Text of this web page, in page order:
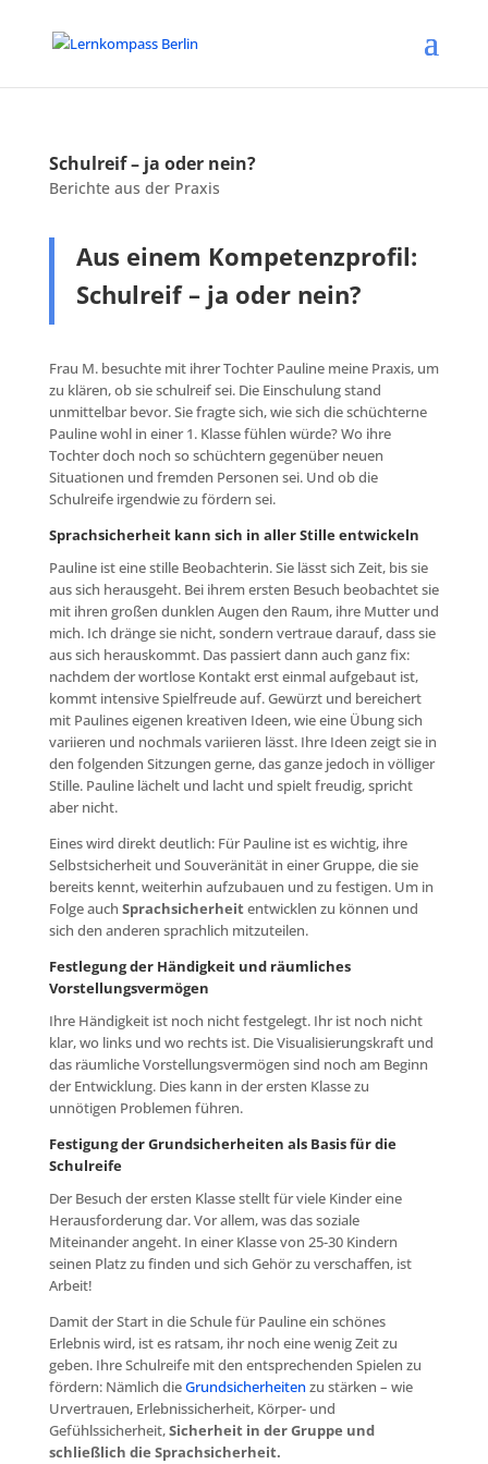
Schulreif – ja oder nein?
Berichte aus der Praxis
Aus einem Kompetenzprofil:
Schulreif – ja oder nein?
Frau M. besuchte mit ihrer Tochter Pauline meine Praxis, um
zu klären, ob sie schulreif sei. Die Einschulung stand
unmittelbar bevor. Sie fragte sich, wie sich die schüchterne
Pauline wohl in einer 1. Klasse fühlen würde? Wo ihre
Tochter doch noch so schüchtern gegenüber neuen
Situationen und fremden Personen sei. Und ob die
Schulreife irgendwie zu fördern sei.
Sprachsicherheit kann sich in aller Stille entwickeln
Pauline ist eine stille Beobachterin. Sie lässt sich Zeit, bis sie
aus sich herausgeht. Bei ihrem ersten Besuch beobachtet sie
mit ihren großen dunklen Augen den Raum, ihre Mutter und
mich. Ich dränge sie nicht, sondern vertraue darauf, dass sie
aus sich herauskommt. Das passiert dann auch ganz fix:
nachdem der wortlose Kontakt erst einmal aufgebaut ist,
kommt intensive Spielfreude auf. Gewürzt und bereichert
mit Paulines eigenen kreativen Ideen, wie eine Übung sich
variieren und nochmals variieren lässt. Ihre Ideen zeigt sie in
den folgenden Sitzungen gerne, das ganze jedoch in völliger
Stille. Pauline lächelt und lacht und spielt freudig, spricht
aber nicht.
Eines wird direkt deutlich: Für Pauline ist es wichtig, ihre
Selbstsicherheit und Souveränität in einer Gruppe, die sie
bereits kennt, weiterhin aufzubauen und zu festigen. Um in
Folge auch Sprachsicherheitentwicklen zu können und
sich den anderen sprachlich mitzuteilen.
Festlegung der Händigkeit und räumliches
Vorstellungsvermögen
Ihre Händigkeit ist noch nicht festgelegt. Ihr ist noch nicht
klar, wo links und wo rechts ist. Die Visualisierungskraft und
das räumliche Vorstellungsvermögen sind noch am Beginn
der Entwicklung. Dies kann in der ersten Klasse zu
unnötigen Problemen führen.
Festigung der Grundsicherheiten als Basis für die
Schulreife
Der Besuch der ersten Klasse stellt für viele Kinder eine
Herausforderung dar. Vor allem, was das soziale
Miteinander angeht. In einer Klasse von 25-30 Kindern
seinen Platz zu finden und sich Gehör zu verschaffen, ist
Arbeit!
Damit der Start in die Schule für Pauline ein schönes
Erlebnis wird, ist es ratsam, ihr noch eine wenig Zeit zu
geben. Ihre Schulreife mit den entsprechenden Spielen zu
fördern: Nämlich dieGrundsicherheiten zu stärken – wie
Urvertrauen, Erlebnissicherheit, Körper- und
Gefühlssicherheit,Sicherheit in der Gruppe und
schließlich die Sprachsicherheit.